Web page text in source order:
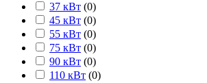
37 кВт (0)
45 кВт (0)
55 кВт (0)
75 кВт (0)
90 кВт (0)
110 кВт (0)